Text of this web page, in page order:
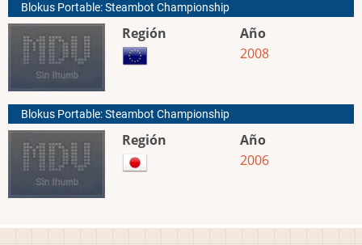
Blokus Portable: Steambot Championship
Región
Año
2008
Blokus Portable: Steambot Championship
Región
Año
2006